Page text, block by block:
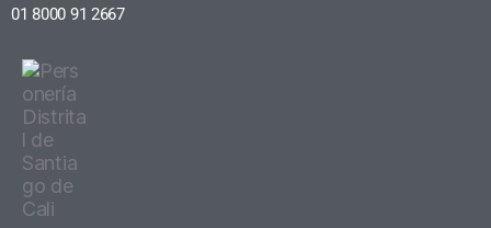
01 8000 91 2667